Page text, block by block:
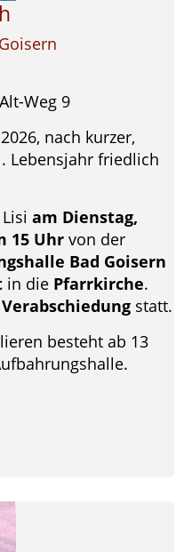
Weg 9
nach kurzer,
Lebensjahr friedlich
am Dienstag,
15 Uhr von der
Bad Goisern
in die Pfarrkirche.
Verabschiedung statt.
besteht ab 13